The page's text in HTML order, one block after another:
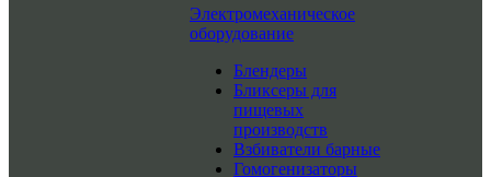
Электромеханическое
оборудование
Блендеры
Бликсеры для
пищевых
производств
Взбиватели барные
Гомогенизаторы